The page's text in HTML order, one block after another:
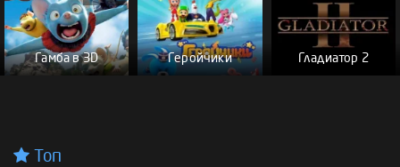
Гамба в 3D Геройчики Гладиатор 2
Топ